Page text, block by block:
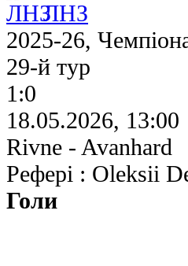
ЛНЗ
2025-26,
29-й тур
1:0
18.05.2026, 13:00
Rivne - Avanhard
Рефері : Oleksii
Голи